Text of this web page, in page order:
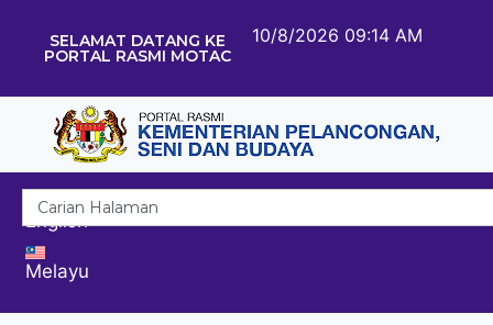
SELAMAT DATANG KE
PORTAL RASMI MOTAC
10/8/2026 09:14 AM
English
Melayu